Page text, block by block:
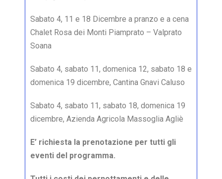
Sabato 4, 11 e 18 Dicembre a pranzo e a cena
Chalet Rosa dei Monti Piamprato – Valprato
Soana
Sabato 4, sabato 11, domenica 12, sabato 18 e
domenica 19 dicembre, Cantina Gnavi Caluso
Sabato 4, sabato 11, sabato 18, domenica 19
dicembre, Azienda Agricola Massoglia Agliè
E’ richiesta la prenotazione per tutti gli
eventi del programma.